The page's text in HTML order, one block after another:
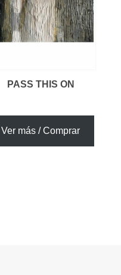
PASS THIS ON
Ver más / Comprar